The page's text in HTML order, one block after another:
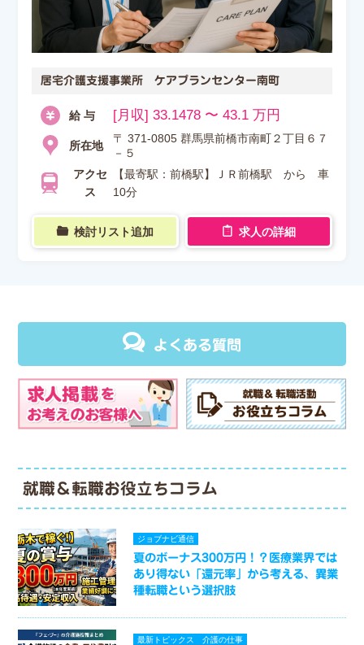
居宅介護支援事業所 ケアプランセンター南町
給 与 [月収] 33.1478 〜 43.1 万円
所在地
〒 371-0805 群馬県前橋市南町２丁目６７
－５
アクセ
ス
【最寄駅：前橋駅】ＪＲ前橋駅 から 車
10分
検討リスト追加 求人の詳細
よくある質問
就職＆転職お役立ちコラム
ジョブナビ通信
夏のボーナス300万円！？医療業界では
あり得ない「還元率」から考える、異業
種転職という選択肢
最新トピックス 介護の仕事